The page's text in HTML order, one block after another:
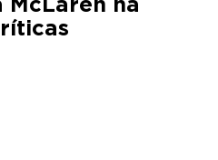
McLaren na